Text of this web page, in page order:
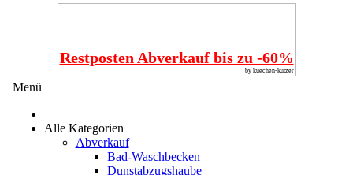
Restposten Abverkauf bis zu -60%
by kuechen-kutzer
Menü
Alle Kategorien
Abverkauf
Bad-Waschbecken
Dunstabzugshaube